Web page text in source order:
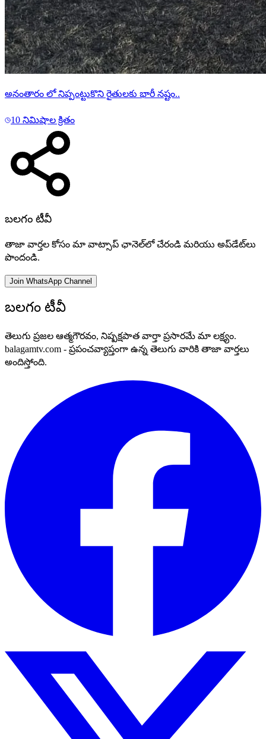
అనంతారం లో నిప్పంట్టుకొని రైతులకు భారీ నష్టం..
10 నిమిషాల క్రితం
బలగం టీవీ
తాజా వార్తల కోసం మా వాట్సాప్ ఛానెల్‌లో చేరండి మరియు అప్‌డేట్‌లు
పొందండి.
Join WhatsApp Channel
బలగం టీవీ
తెలుగు ప్రజల ఆత్మగౌరవం, నిష్పక్షపాత వార్తా ప్రసారమే మా లక్ష్యం.
balagamtv.com - ప్రపంచవ్యాప్తంగా ఉన్న తెలుగు వారికి తాజా వార్తలు
అందిస్తోంది.